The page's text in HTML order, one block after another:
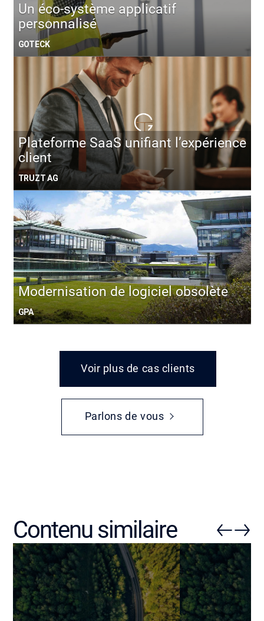
Un éco-système applicatif
personnalisé
GOTECK
Plateforme SaaS unifiant l’expérience
client
TRUZT AG
Modernisation de logiciel obsolète
GPA
Voir plus de cas clients
Parlons de vous
Contenu similaire